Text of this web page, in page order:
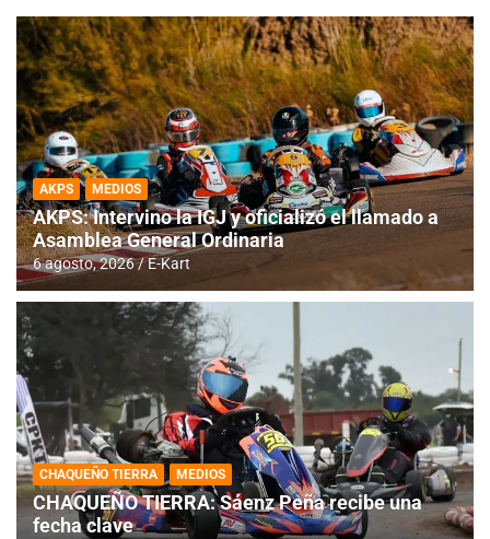
AKPS MEDIOS
AKPS: Intervino la IGJ y oficializó el llamado a
Asamblea General Ordinaria
6 agosto, 2026 E-Kart
CHAQUEÑO TIERRA MEDIOS
CHAQUEÑO TIERRA: Sáenz Peña recibe una
fecha clave